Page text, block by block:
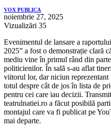
VOX PUBLICA
noiembrie 27, 2025
Vizualizări 35
Evenimentul de lansare a
2025” a fost o demonstrație clară
mediu vine în primul rând din
politicienilor. În sală s-au aflat
viitorul lor, dar niciun reprezentant
totul despre cât de jos în lista de
pentru cei care iau decizii.
teatrulnatiei.ro a făcut posibilă
montajul care va fi publicat pe
mai departe.